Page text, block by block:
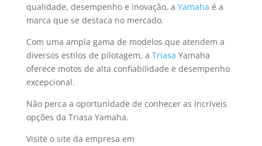
qualidade, desempenho e inovação, a Yamaha é a
marca que se destaca no mercado.
Com uma ampla gama de modelos que atendem a
diversos estilos de pilotagem, a Triasa Yamaha
oferece motos de alta confiabilidade e desempenho
excepcional.
Não perca a oportunidade de conhecer as incríveis
opções da Triasa Yamaha.
Visite o site da empresa em